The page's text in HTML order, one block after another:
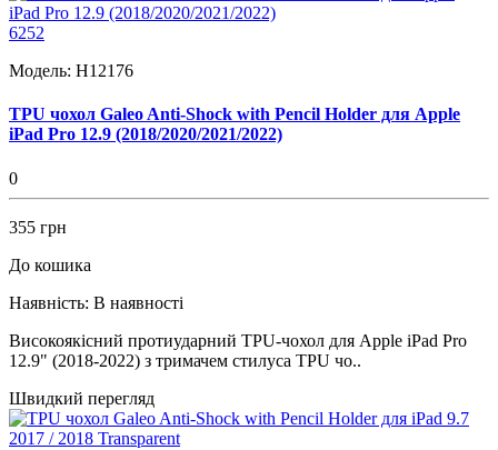
6252
Модель: H12176
TPU чохол Galeo Anti-Shock with Pencil Holder для Apple
iPad Pro 12.9 (2018/2020/2021/2022)
0
355 грн
До кошика
Наявність: В наявності
Високоякісний протиударний TPU-чохол для Apple iPad Pro
12.9" (2018-2022) з тримачем стилуса TPU чо..
Швидкий перегляд